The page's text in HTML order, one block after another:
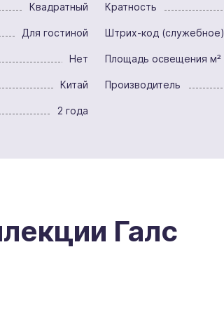
Квадратный
Для гостиной
Нет
Китай
2 года
Кратность
Штрих-код (служебное)
Площадь освещения м²
Производитель
Галс